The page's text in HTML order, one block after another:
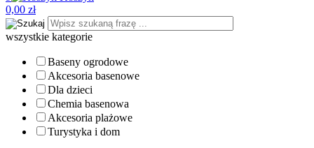
0,00 zł
wszystkie kategorie
Baseny ogrodowe
Akcesoria basenowe
Dla dzieci
Chemia basenowa
Akcesoria plażowe
Turystyka i dom